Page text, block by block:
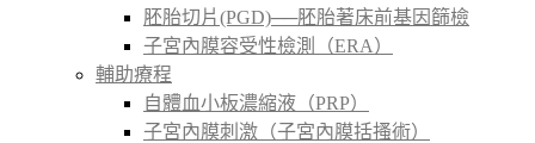
胚胎切片(PGD)──胚胎著床前基因篩檢
子宮內膜容受性檢測（ERA）
輔助療程
自體血小板濃縮液（PRP）
子宮內膜刺激（子宮內膜括搔術）